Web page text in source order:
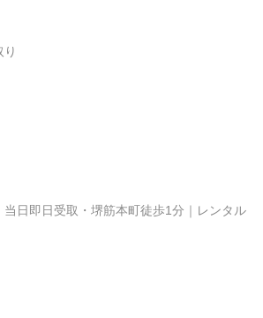
当日即日受取・堺筋本町徒歩1分｜レンタル